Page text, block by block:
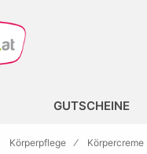
GUTSCHEINE
Körperpflege Körpercreme